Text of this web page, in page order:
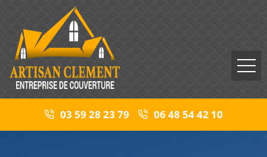
03 59 28 23 79 06 48 54 42 10